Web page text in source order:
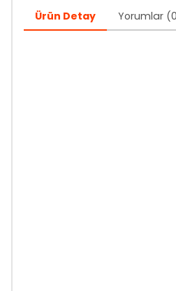
Ürün Detay Yorumlar